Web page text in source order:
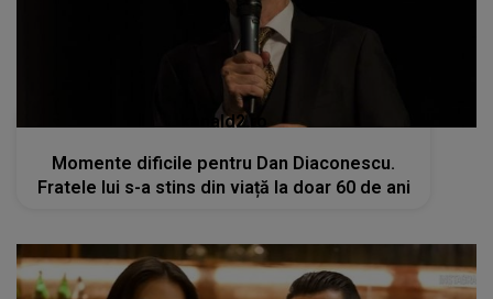
kanald2.ro
Momente dificile pentru Dan Diaconescu.
Fratele lui s-a stins din viață la doar 60 de ani